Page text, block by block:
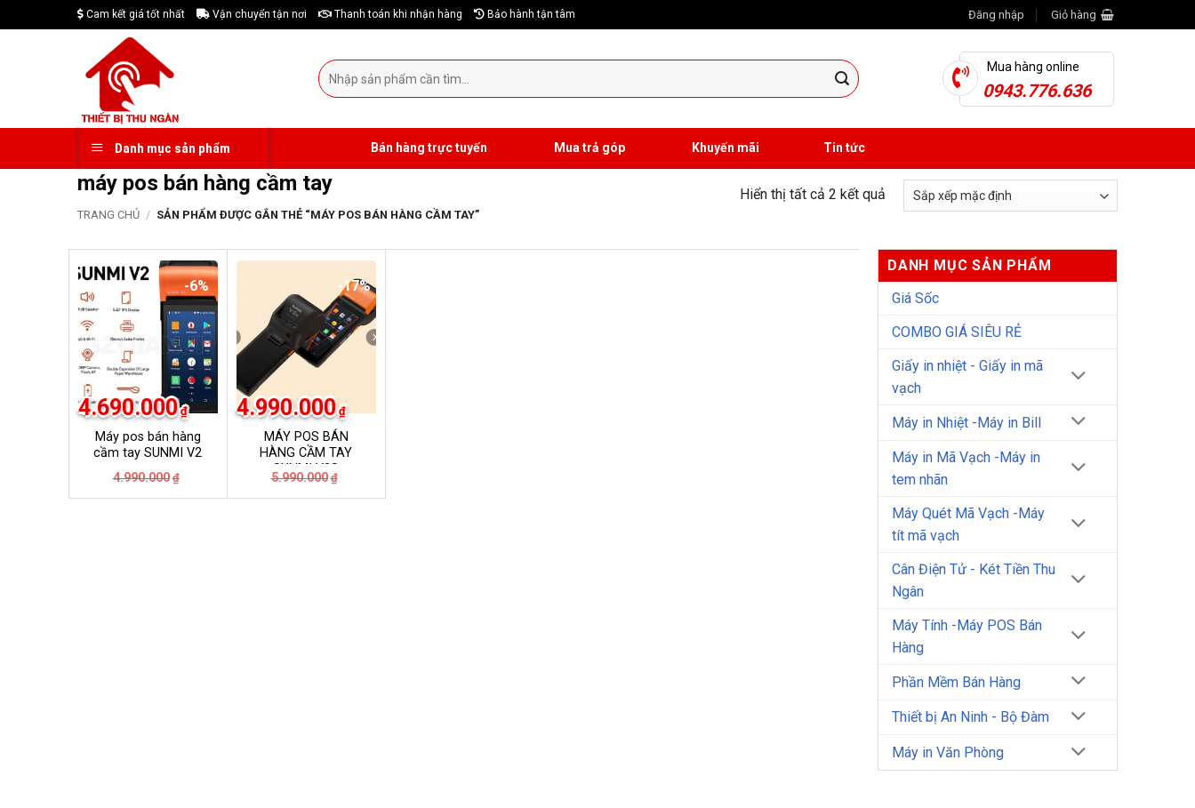
to
Cam kết giá tốt nhất Vận chuyển tận nơi Thanh toán khi nhận hàng Bảo hành tận tâm Đăng nhập Giỏ hàng
Tìm
kiếm:
Mua hàng online
0943.776.636
Danh mục sản phẩm Bán hàng trực tuyến Mua trả góp Khuyến mãi Tin tức
máy pos bán hàng cầm tay
TRANG CHỦ / SẢN PHẨM ĐƯỢC GẮN THẺ “MÁY POS BÁN HÀNG CẦM TAY”
Hiển thị tất cả 2 kết quả
-6%
Máy pos bán hàng
cầm tay SUNMI V2
4.990.000 ₫
là:
4.690.000 ₫
tại
-17%
MÁY POS BÁN
HÀNG CẦM TAY
SUNMI V2S
5.990.000 ₫
là:
4.990.000 ₫
tại
DANH MỤC SẢN PHẨM
Giá Sốc
COMBO GIÁ SIÊU RẺ
Giấy in nhiệt - Giấy in mã
vạch
Máy in Nhiệt -Máy in Bill
Máy in Mã Vạch -Máy in
tem nhãn
Máy Quét Mã Vạch -Máy
tít mã vạch
Cân Điện Tử - Két Tiền Thu
Ngân
Máy Tính -Máy POS Bán
Hàng
Phần Mềm Bán Hàng
Thiết bị An Ninh - Bộ Đàm
Máy in Văn Phòng